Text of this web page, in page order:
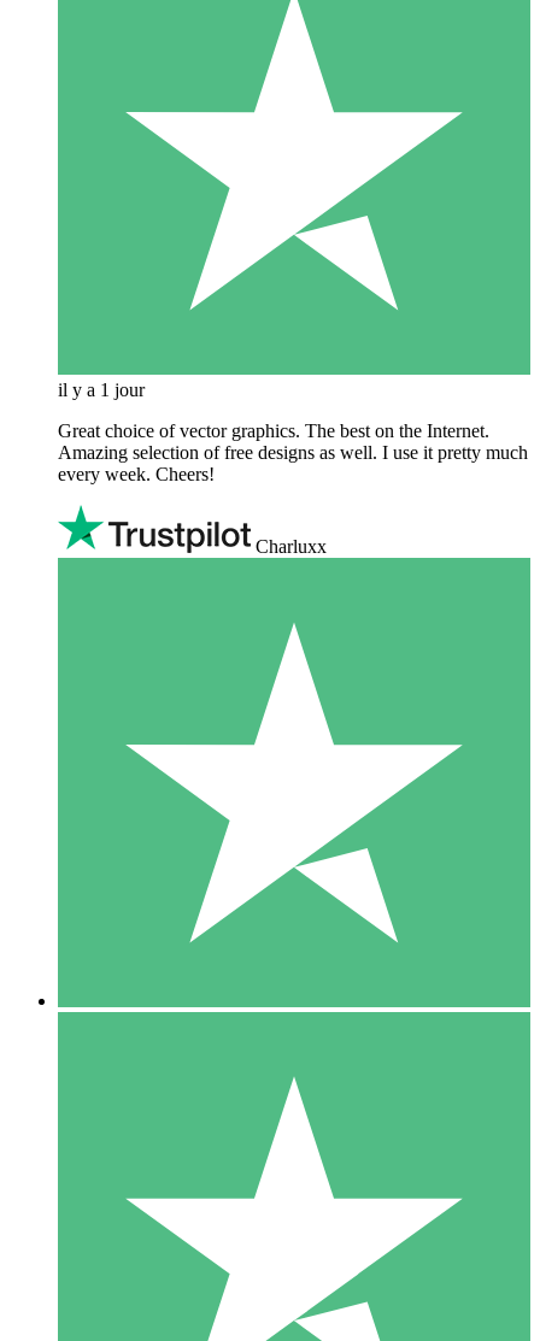
il y a 1 jour
Great choice of vector graphics. The best on the Internet.
Amazing selection of free designs as well. I use it pretty much
every week. Cheers!
Charluxx